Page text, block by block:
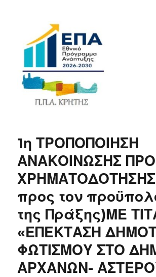
1η ΤΡΟΠΟΠΟΙΗΣΗ
ΑΝΑΚΟΙΝΩΣΗΣ
προς τον
της Πράξης)ΜΕ
«ΕΠΕΚΤΑΣΗ
ΦΩΤΙΣΜΟΥ ΣΤΟ
ΑΡΧΑΝΩΝ-